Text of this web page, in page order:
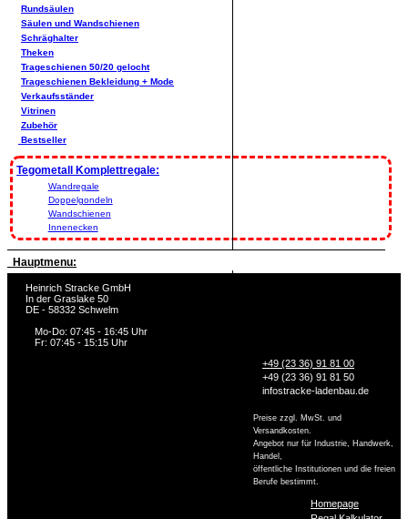
Rundsäulen
Säulen und Wandschienen
Schräghalter
Theken
Trageschienen 50/20 gelocht
Trageschienen Bekleidung + Mode
Verkaufsständer
Vitrinen
Zubehör
Bestseller
Tegometall Komplettregale:
Wandregale
Doppelgondeln
Wandschienen
Innenecken
Hauptmenu:
Heinrich Stracke GmbH
In der Graslake 50
DE - 58332 Schwelm
Mo-Do: 07:45 - 16:45 Uhr
Fr: 07:45 - 15:15 Uhr
+49 (23 36) 91 81 00
+49 (23 36) 91 81 50
infostracke-ladenbau.de
Preise zzgl. MwSt. und
Versandkosten.
Angebot nur für Industrie, Handwerk,
Handel,
öffentliche Institutionen und die freien
Berufe bestimmt.
Homepage